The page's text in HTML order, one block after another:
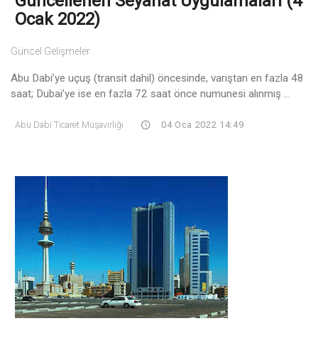
Ocak 2022)
Güncel Gelişmeler
Abu Dabi’ye uçuş (transit dahil) öncesinde, varıştan en fazla 48
saat; Dubai’ye ise en fazla 72 saat önce numunesi alınmış ...
Abu Dabi Ticaret Müşavirliği 04 Oca 2022 14:49